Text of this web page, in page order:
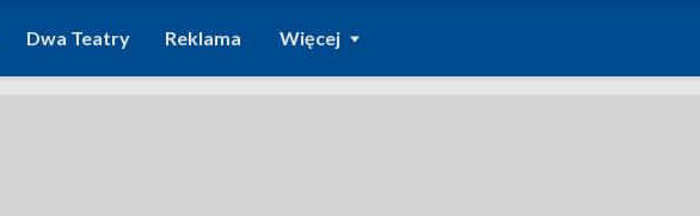
Dwa Teatry Reklama Więcej